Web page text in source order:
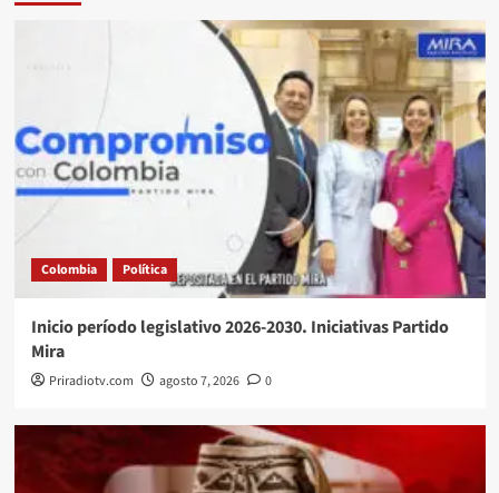
Colombia Política
Inicio período legislativo 2026-2030. Iniciativas Partido
Mira
Priradiotv.com agosto 7, 2026 0